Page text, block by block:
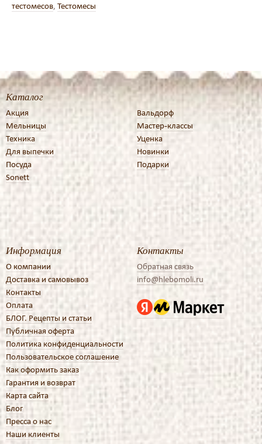
тестомесов, Тестомесы
Каталог
Акция
Мельницы
Техника
Для выпечки
Посуда
Sonett
Вальдорф
Мастер-классы
Уценка
Новинки
Подарки
Информация
О компании
Доставка и самовывоз
Контакты
Оплата
БЛОГ. Рецепты и статьи
Публичная оферта
Политика конфиденциальности
Пользовательское соглашение
Как оформить заказ
Гарантия и возврат
Карта сайта
Блог
Пресса о нас
Наши клиенты
Контакты
Обратная связь
info@hlebomoli.ru